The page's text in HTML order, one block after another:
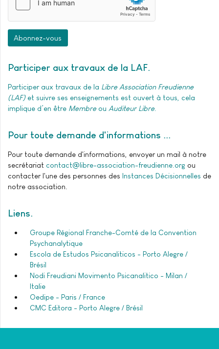
Abonnez-vous
Participer aux travaux de la LAF
Participer aux travaux de la Libre Association Freudienne
(LAF)et suivre ses enseignements est ouvert à tous, cela
implique d’en être Membre ou Auditeur Libre
Pour toute demande d'informations ..
Pour toute demande d'informations, envoyer un mail à notre
secrétariat contact@libre-association-freudienne.org ou
contacter l'une des personnes des Instances Décisionnelles de
notre association.
Liens
Groupe Régional Franche-Comté de la Convention
Psychanalytique
Escola de Estudos Psicanaliticos - Porto Alegre /
Brésil
Nodi Freudiani Movimento Psicanalitico - Milan /
Italie
Oedipe - Paris / France
CMC Editora - Porto Alegre / Brésil